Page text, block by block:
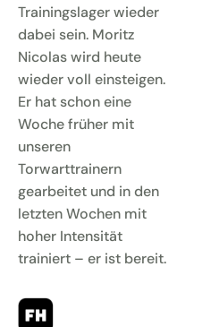
Trainingslager wieder
dabei sein. Moritz
Nicolas wird heute
wieder voll einsteigen.
Er hat schon eine
Woche früher mit
unseren
Torwarttrainern
gearbeitet und in den
letzten Wochen mit
hoher Intensität
trainiert – er ist bereit.
… Nachwuchsspieler,
die mit an den